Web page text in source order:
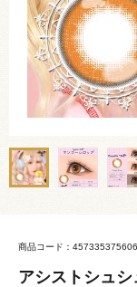
商品コード：
アシストシュ